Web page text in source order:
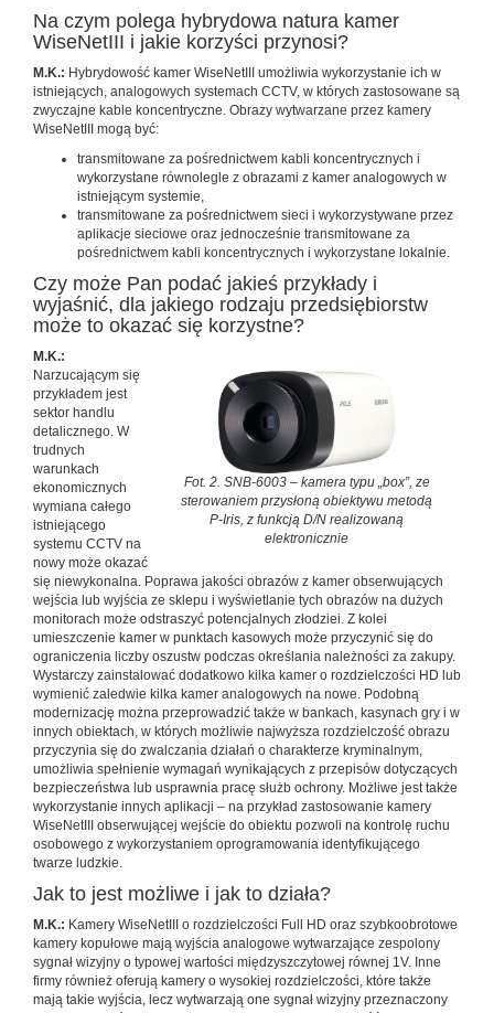
Na czym polega hybrydowa natura kamer
WiseNetIII i jakie korzyści przynosi?
M.K.: Hybrydowość kamer WiseNetIII umożliwia wykorzystanie ich w
istniejących, analogowych systemach CCTV, w których zastosowane są
zwyczajne kable koncentryczne. Obrazy wytwarzane przez kamery
WiseNetIII mogą być:
transmitowane za pośrednictwem kabli koncentrycznych i
wykorzystane równolegle z obrazami z kamer analogowych w
istniejącym systemie,
transmitowane za pośrednictwem sieci i wykorzystywane przez
aplikacje sieciowe oraz jednocześnie transmitowane za
pośrednictwem kabli koncentrycznych i wykorzystane lokalnie.
Czy może Pan podać jakieś przykłady i
wyjaśnić, dla jakiego rodzaju przedsiębiorstw
może to okazać się korzystne?
Fot. 2. SNB-6003 – kamera typu „box”, ze
sterowaniem przysłoną obiektywu metodą
P-Iris, z funkcją D/N realizowaną
elektronicznie
M.K.:
Narzucającym się
przykładem jest
sektor handlu
detalicznego. W
trudnych
warunkach
ekonomicznych
wymiana całego
istniejącego
systemu CCTV na
nowy może okazać
się niewykonalna. Poprawa jakości obrazów z kamer obserwujących
wejścia lub wyjścia ze sklepu i wyświetlanie tych obrazów na dużych
monitorach może odstraszyć potencjalnych złodziei. Z kolei
umieszczenie kamer w punktach kasowych może przyczynić się do
ograniczenia liczby oszustw podczas określania należności za zakupy.
Wystarczy zainstalować dodatkowo kilka kamer o rozdzielczości HD lub
wymienić zaledwie kilka kamer analogowych na nowe. Podobną
modernizację można przeprowadzić także w bankach, kasynach gry i w
innych obiektach, w których możliwie najwyższa rozdzielczość obrazu
przyczynia się do zwalczania działań o charakterze kryminalnym,
umożliwia spełnienie wymagań wynikających z przepisów dotyczących
bezpieczeństwa lub usprawnia pracę służb ochrony. Możliwe jest także
wykorzystanie innych aplikacji – na przykład zastosowanie kamery
WiseNetIII obserwującej wejście do obiektu pozwoli na kontrolę ruchu
osobowego z wykorzystaniem oprogramowania identyfikującego
twarze ludzkie.
Jak to jest możliwe i jak to działa?
M.K.: Kamery WiseNetIII o rozdzielczości Full HD oraz szybkoobrotowe
kamery kopułowe mają wyjścia analogowe wytwarzające zespolony
sygnał wizyjny o typowej wartości międzyszczytowej równej 1V. Inne
firmy również oferują kamery o wysokiej rozdzielczości, które także
mają takie wyjścia, lecz wytwarzają one sygnał wizyjny przeznaczony